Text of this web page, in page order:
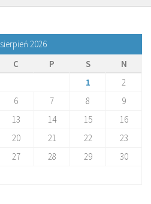
sierpień 2026
C P S
N
1
2
6 7 8
9
13 14 15
16
20 21 22
23
27 28 29
30